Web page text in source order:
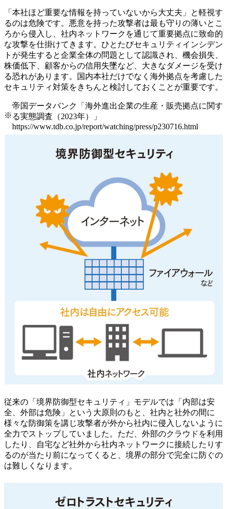
「本社ほど重要な情報を持っていないから大丈夫」と軽視す
るのは危険です。悪意を持った攻撃者は最も守りの薄いとこ
ろから侵入し、社内ネットワークを通じて重要拠点に致命的
な攻撃を仕掛けてきます。ひとたびセキュリティインシデン
トが発生すると企業全体の問題として認識され、機会損失、
株価低下、顧客からの信用失墜など、大きなダメージを受け
る恐れがあります。国内本社だけでなく海外拠点を考慮した
セキュリティ対策をきちんと検討しておくことが重要です。
※
帝国データバンク「海外進出企業の生産・販売拠点に関す
る実態調査（2023年）」
https://www.tdb.co.jp/report/watching/press/p230716.html
従来の「境界防御型セキュリティ」モデルでは「内部は安
全、外部は危険」という大原則のもと、社内と社外の間に
様々な防御策を講じ攻撃者が外から社内に侵入しないように
全力でストップしていました。ただ、外部のクラウドを利用
したり、自宅など社外から社内ネットワークに接続したりす
るのが当たり前になってくると、境界の部分で完全に防ぐの
は難しくなります。